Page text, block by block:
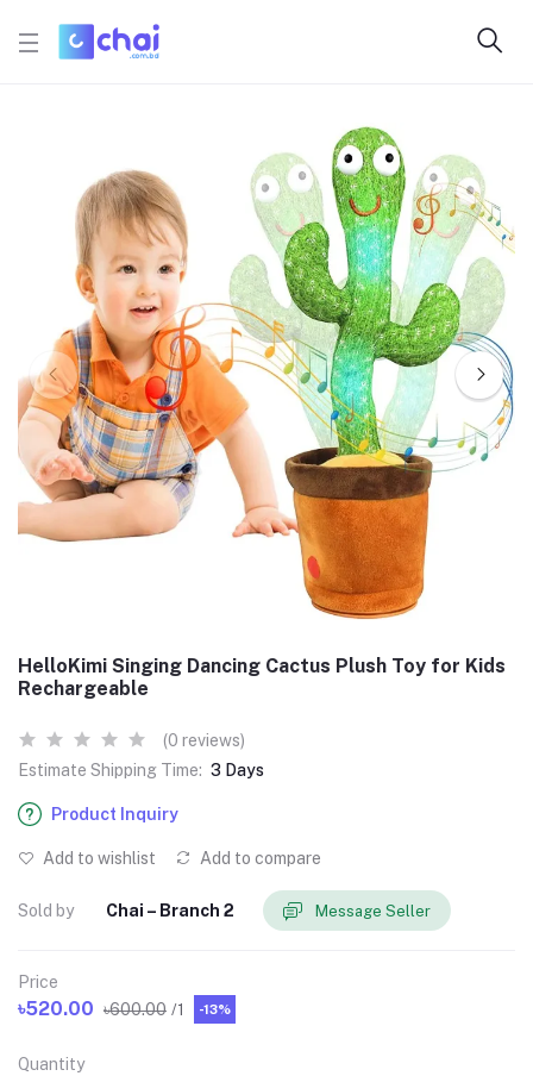
HelloKimi Singing Dancing Cactus Plush Toy for Kids
Rechargeable
(0 reviews)
Estimate Shipping Time: 3 Days
Product Inquiry
Add to wishlist Add to compare
Sold by Chai – Branch 2 Message Seller
Price
৳520.00 ৳600.00 /1 -13%
Quantity